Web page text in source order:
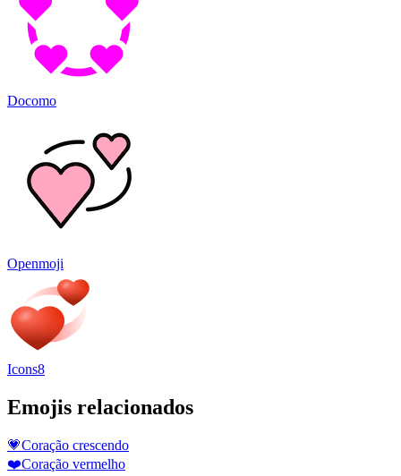
Docomo
Openmoji
Icons8
Emojis relacionados
💗Coração crescendo
❤️Coração vermelho